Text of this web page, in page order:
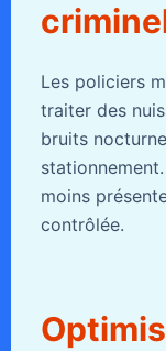
Les policiers
traiter des
bruits
moins
contrôlée.